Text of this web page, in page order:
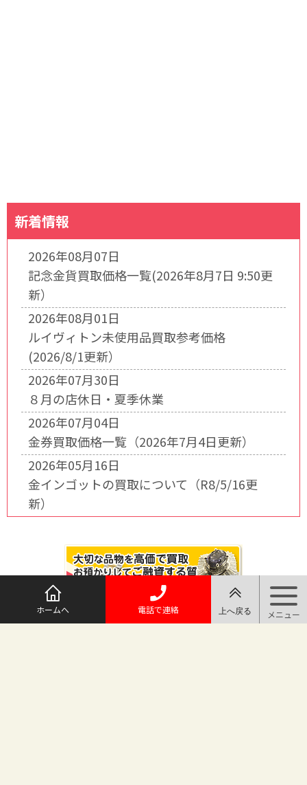
新着情報
2026年08月07日
記念金貨買取価格一覧(2026年8月7日 9:50更
新）
2026年08月01日
ルイヴィトン未使用品買取参考価格
(2026/8/1更新）
2026年07月30日
８月の店休日・夏季休業
2026年07月04日
金券買取価格一覧（2026年7月4日更新）
2026年05月16日
金インゴットの買取について（R8/5/16更
新）
ホームへ 電話で連絡